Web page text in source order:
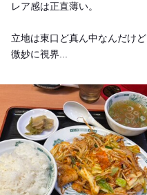
レア感は正直薄い。
立地は東口ど真ん中なんだけど
微妙に視界...